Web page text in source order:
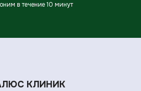
в течение 10 минут
КЛИНИК